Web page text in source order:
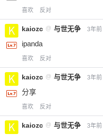
喜欢 反对
kaiozc @ 与世无争 3年前
ipanda
喜欢 反对
kaiozc @ 与世无争 3年前
分享
喜欢 反对
kaiozc @ 与世无争 3年前